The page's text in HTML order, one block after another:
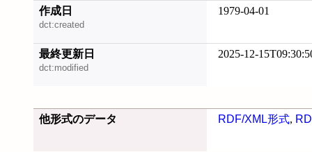
作成日
dct:created
1979-04-01
最終更新日
dct:modified
2025-12-
他形式のデータ RDF/XML形式,